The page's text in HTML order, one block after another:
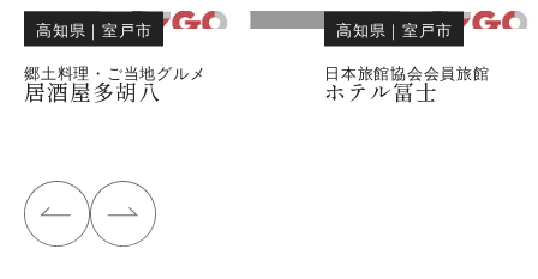
高知県 ｜室戸市
郷土料理・ご当地グルメ
居酒屋多胡八
高知県 ｜室戸市
日本旅館協会会員旅館
ホテル冨士